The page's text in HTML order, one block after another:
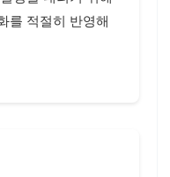
를 적절히 반영해